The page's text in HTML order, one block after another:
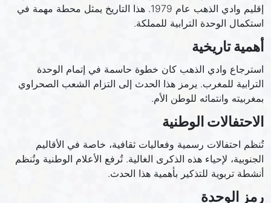
إقليم وادي الذهب عام 1979. هذا التاريخ يمثل محطة مهمة في
استكمال الوحدة الترابية للمملكة.
أهمية تاريخية
استرجاع وادي الذهب كان خطوة حاسمة في إتمام الوحدة
الترابية للمغرب. يرمز هذا الحدث إلى التزام الشعب الصحراوي
بمغربيته وانتمائه للوطن الأم.
الاحتفالات الوطنية
تُنظم احتفالات رسمية وفعاليات ثقافية، خاصة في الأقاليم
الجنوبية، لإحياء هذه الذكرى الغالية. تُرفع الأعلام الوطنية وتُنظم
أنشطة تربوية للتذكير بأهمية هذا الحدث.
رمز الوحدة